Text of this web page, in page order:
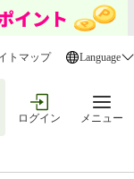
トマップ Language
ログイン メニュー